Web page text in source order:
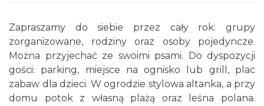
Zapraszamy do siebie przez cały rok: grupy
zorganizowane, rodziny oraz osoby pojedyncze.
Można przyjechać ze swoimi psami. Do dyspozycji
gości: parking, miejsce na ognisko lub grill, plac
zabaw dla dzieci. W ogrodzie stylowa altanka, a przy
domu potok z własną plażą oraz leśna polana.